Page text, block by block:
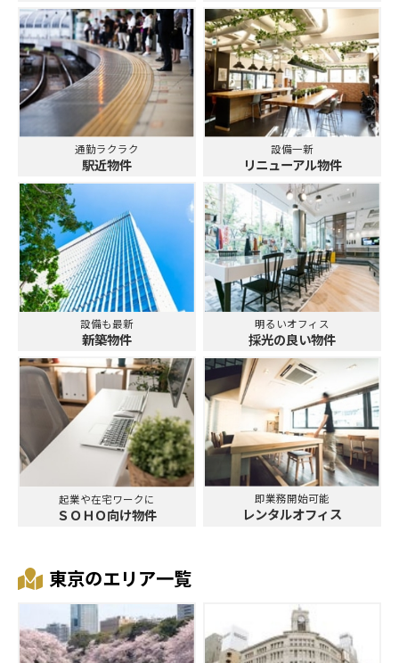
通勤ラクラク
駅近物件
設備一新
リニューアル物件
設備も最新
新築物件
明るいオフィス
採光の良い物件
起業や在宅ワークに
ＳＯＨＯ向け物件
即業務開始可能
レンタルオフィス
東京のエリア一覧